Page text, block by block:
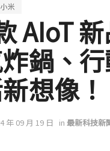
小米
AIoT
鍋、
想像！
年 09 月 19 日 in 最新科技新